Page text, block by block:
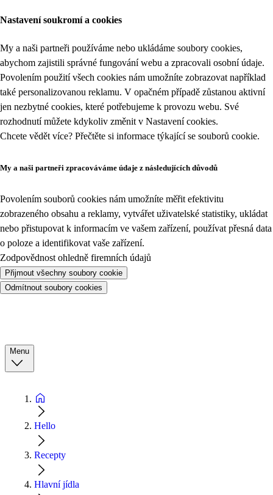
Nastavení soukromí a cookies
My a naši partneři používáme nebo ukládáme soubory cookies,
abychom zajistili správné fungování webu a zpracovali osobní údaje.
Povolením použití všech cookies nám umožníte zobrazovat například
také personalizovanou reklamu. V opačném případě zůstanou aktivní
jen nezbytné cookies, které potřebujeme k provozu webu. Své
rozhodnutí můžete kdykoliv změnit v Nastavení cookies.
Chcete vědět více? Přečtěte si informace týkající se souborů cookie.
My a naši partneři zpracováváme údaje z následujících důvodů
Povolením souborů cookies nám umožníte měřit efektivitu
zobrazeného obsahu a reklamy, vytvářet uživatelské statistiky, ukládat
nebo přistupovat k informacím ve vašem zařízení, používat přesná data
o poloze a identifikovat vaše zařízení.
Zodpovědnost ohledně firemních údajů
Přijmout všechny soubory cookie
Odmítnout soubory cookies
Menu
Hello
Recepty
Hlavní jídla